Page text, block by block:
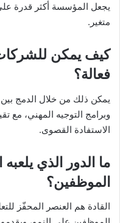
يجعل المؤسسة أكثر قدرة
متغير.
كيف يمكن
فعالة؟
يمكن ذلك من خلال الدمج بين
وبرامج التوجيه المهني، مع
الاستفادة القصوى.
ما الدور الذي
الموظفين؟
القادة هم العنصر المحفّز